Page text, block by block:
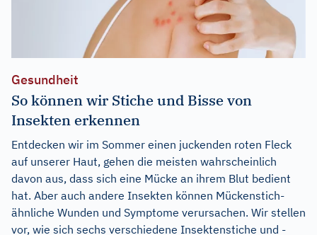
Gesundheit
So können wir Stiche und Bisse von
Insekten erkennen
Entdecken wir im Sommer einen juckenden roten Fleck
auf unserer Haut, gehen die meisten wahrscheinlich
davon aus, dass sich eine Mücke an ihrem Blut bedient
hat. Aber auch andere Insekten können Mückenstich-
ähnliche Wunden und Symptome verursachen. Wir stellen
vor, wie sich sechs verschiedene Insektenstiche und -